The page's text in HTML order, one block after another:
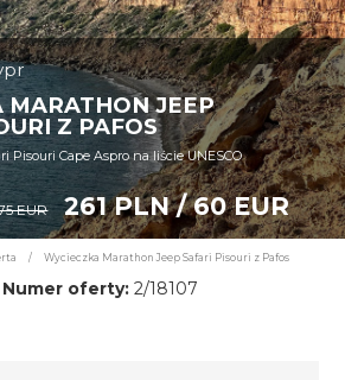
MARATHON JEEP
Z PAFOS
Pisouri Cape Aspro na liście UNESCO
EUR 261 PLN / 60 EUR
/ Wycieczka Marathon Jeep Safari Pisouri z Pafos
Numer oferty:2/18107